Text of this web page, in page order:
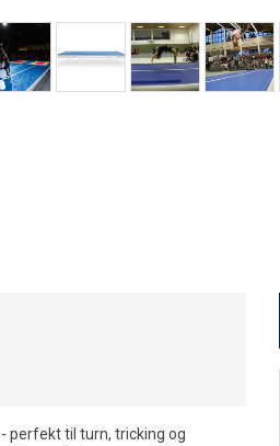
perfekt til turn, tricking og